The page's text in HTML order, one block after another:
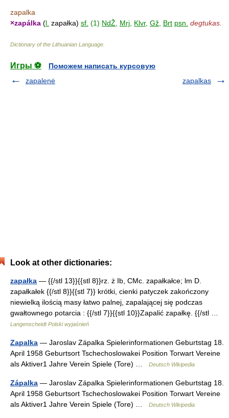
zapalka
×zapálka (l. zapałka) sf. (1) NdŽ Mrj Klvr, Gž Brt psn. degtukas.
Dictionary of the Lithuanian Language
Игры ⚽
Поможем написать курсовую
zapalenė
zapalkas
Look at other dictionaries:
zapałka — {{/stl 13}}{{stl 8}}rz. ż Ib, CMc. zapałkałce; lm D.
zapałkałek {{/stl 8}}{{stl 7}} krótki, cienki patyczek zakończony
niewielką ilością masy łatwo palnej, zapalającej się podczas
gwałtownego potarcia : {{/stl 7}}{{stl 10}}Zapalić zapałkę. {{/stl …
Langenscheidt Polski wyjaśnień
Zapalka — Jaroslav Zápalka Spielerinformationen Geburtstag 18.
April 1958 Geburtsort Tschechoslowakei Position Torwart Vereine
als Aktiver1 Jahre Verein Spiele (Tore) …
Deutsch Wikipedia
Zápalka — Jaroslav Zápalka Spielerinformationen Geburtstag 18.
April 1958 Geburtsort Tschechoslowakei Position Torwart Vereine
als Aktiver1 Jahre Verein Spiele (Tore) …
Deutsch Wikipedia